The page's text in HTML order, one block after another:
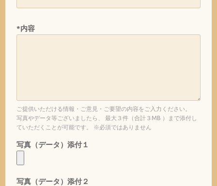
*内容
ご提供いただける情報・ご意見・ご要望の内容をご入力ください。
写真やデータ等ございましたら、 最大３件（合計３MB ）まで添付し
ていただくことが可能です。 ※必須ではありません
写真（データ）添付１
写真（データ）添付２